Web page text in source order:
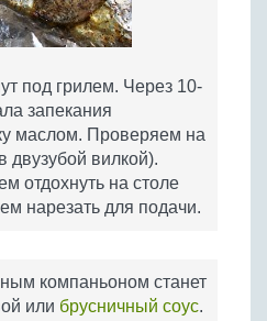
под грилем. Через 10-
запекания
маслом. Проверяем на
двузубой вилкой).
отдохнуть на столе
нарезать для подачи.
компаньоном станет
или брусничный соус.